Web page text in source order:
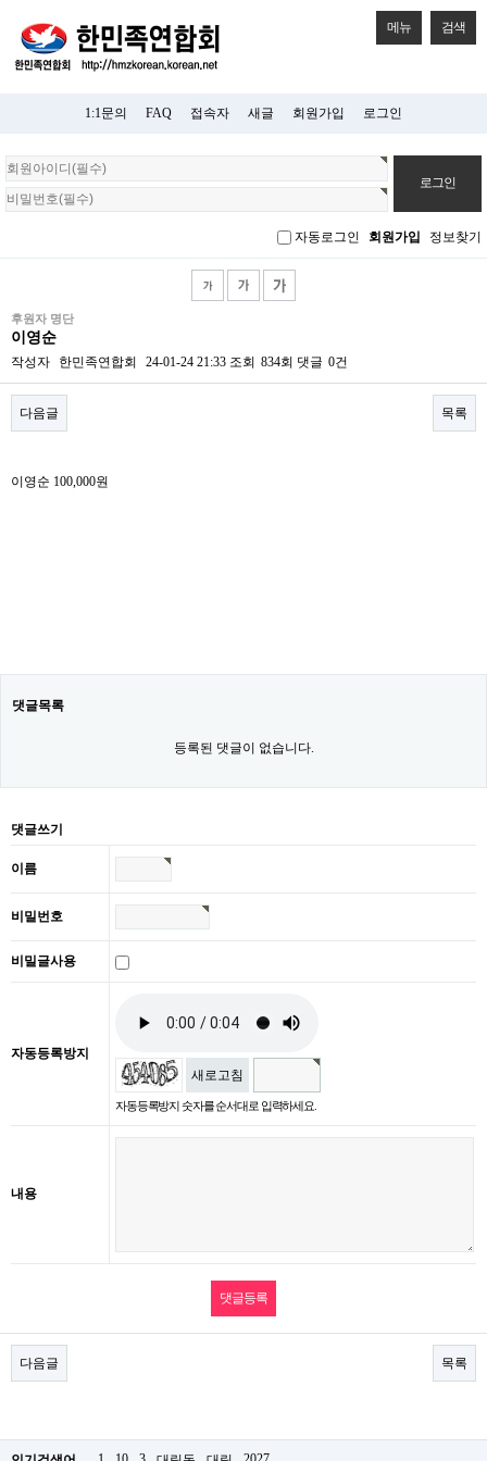
메뉴 검색
1:1문의 FAQ 접속자 새글 회원가입 로그인
회
원
로
자동로그인 회원가입 정보찾기
후원자 명단
이영순
작성자 한민족연합회 24-01-24 21:33 조회 834회 댓글 0건
다음글 목록
이영순 100,000원
댓글목록
등록된 댓글이 없습니다.
댓글쓰기
이름
비밀번호
비밀글사용
자동등록방지
새로고침
자동등록방지 숫자를 순서대로 입력하세요.
내용
다음글 목록